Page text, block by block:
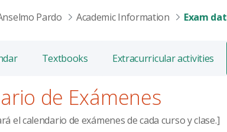
Pardo Academic Information Exam
Textbooks Extracurricular activities
de Exámenes
el calendario de exámenes de cada curso y clase.]